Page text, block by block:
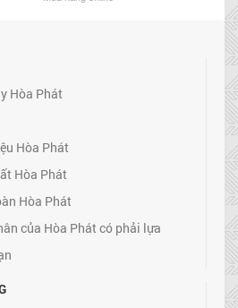
Hòa Phát
Hòa Phát
Hòa Phát
Hòa Phát
của Hòa Phát có phải lựa